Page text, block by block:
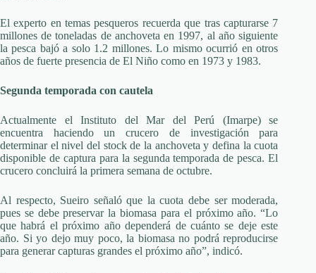
El experto en temas pesqueros recuerda que tras capturarse 7
millones de toneladas de anchoveta en 1997, al año siguiente
la pesca bajó a solo 1.2 millones. Lo mismo ocurrió en otros
años de fuerte presencia de El Niño como en 1973 y 1983.
Segunda temporada con cautela
Actualmente el Instituto del Mar del Perú (Imarpe) se
encuentra haciendo un crucero de investigación para
determinar el nivel del stock de la anchoveta y defina la cuota
disponible de captura para la segunda temporada de pesca. El
crucero concluirá la primera semana de octubre.
Al respecto, Sueiro señaló que la cuota debe ser moderada,
pues se debe preservar la biomasa para el próximo año. “Lo
que habrá el próximo año dependerá de cuánto se deje este
año. Si yo dejo muy poco, la biomasa no podrá reproducirse
para generar capturas grandes el próximo año”, indicó.